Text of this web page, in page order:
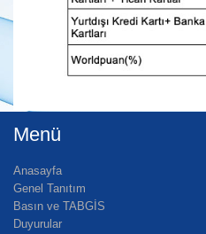
Menü
Anasayfa
Genel Tanıtım
Basın ve TABGİS
Duyurular